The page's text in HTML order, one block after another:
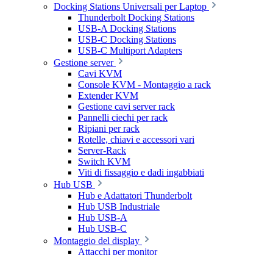
Docking Stations Universali per Laptop
Thunderbolt Docking Stations
USB-A Docking Stations
USB-C Docking Stations
USB-C Multiport Adapters
Gestione server
Cavi KVM
Console KVM - Montaggio a rack
Extender KVM
Gestione cavi server rack
Pannelli ciechi per rack
Ripiani per rack
Rotelle, chiavi e accessori vari
Server-Rack
Switch KVM
Viti di fissaggio e dadi ingabbiati
Hub USB
Hub e Adattatori Thunderbolt
Hub USB Industriale
Hub USB-A
Hub USB-C
Montaggio del display
Attacchi per monitor